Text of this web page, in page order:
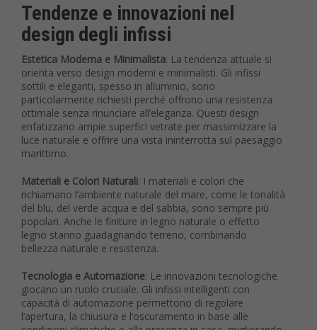
Tendenze e innovazioni nel
design degli infissi
Estetica Moderna e Minimalista: La tendenza attuale si
orienta verso design moderni e minimalisti. Gli infissi
sottili e eleganti, spesso in alluminio, sono
particolarmente richiesti perché offrono una resistenza
ottimale senza rinunciare all’eleganza. Questi design
enfatizzano ampie superfici vetrate per massimizzare la
luce naturale e offrire una vista ininterrotta sul paesaggio
marittimo.
Materiali e Colori Naturali: I materiali e colori che
richiamano l’ambiente naturale del mare, come le tonalità
del blu, del verde acqua e del sabbia, sono sempre più
popolari. Anche le finiture in legno naturale o effetto
legno stanno guadagnando terreno, combinando
bellezza naturale e resistenza.
Tecnologia e Automazione: Le innovazioni tecnologiche
giocano un ruolo cruciale. Gli infissi intelligenti con
capacità di automazione permettono di regolare
l’apertura, la chiusura e l’oscuramento in base alle